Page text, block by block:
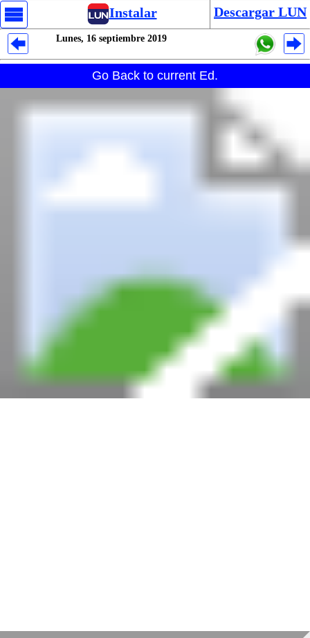
Instalar Descargar LUN
Lunes, 16 septiembre 2019
Go Back to current Ed.
Despliegues Analytics
Despliegues Totales
Despliegues por Rubros